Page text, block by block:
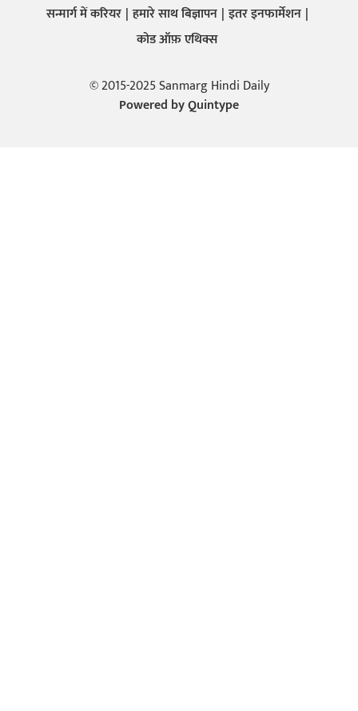
सन्मार्ग में करियर हमारे साथ बिज्ञापन इतर इनफार्मेशन
कोड ऑफ़ एथिक्स
© 2015-2025 Sanmarg Hindi Daily
Powered byQuintype